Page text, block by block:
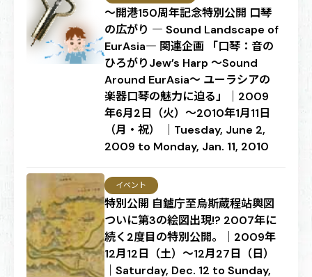
～開港150周年記念特別公開 口琴
の広がり ― Sound Landscape of
EurAsia― 関連企画 「口琴：音の
ひろがりJew’s Harp ～Sound
Around EurAsia～ ユーラシアの
楽器口琴の魅力に迫る」｜2009
年6月2日（火）～2010年1月11日
（月・祝） ｜Tuesday, June 2,
2009 to Monday, Jan. 11, 2010
特別公開 自鑪庁至烏斯蔵程站輿図
ついに第3の絵図出現!? 2007年に
続く2度目の特別公開。｜2009年
12月12日（土）～12月27日（日）
｜Saturday, Dec. 12 to Sunday,
イベント